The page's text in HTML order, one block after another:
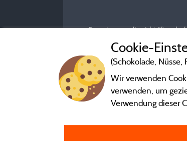
Bewertungen, die nicht älter als
Cookie-
(Schokolade, Nüsse,
Wir verwenden
verwenden, um
Verwendung dieser